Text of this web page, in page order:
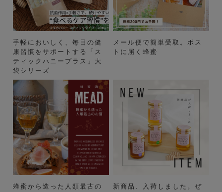
手軽においしく、毎日の健
康習慣をサポートする「ス
ティックハニープラス」大
袋シリーズ
メール便で簡単受取。ポス
トに届く蜂蜜
蜂蜜から造った人類最古の 新商品、入荷しました。ぜ